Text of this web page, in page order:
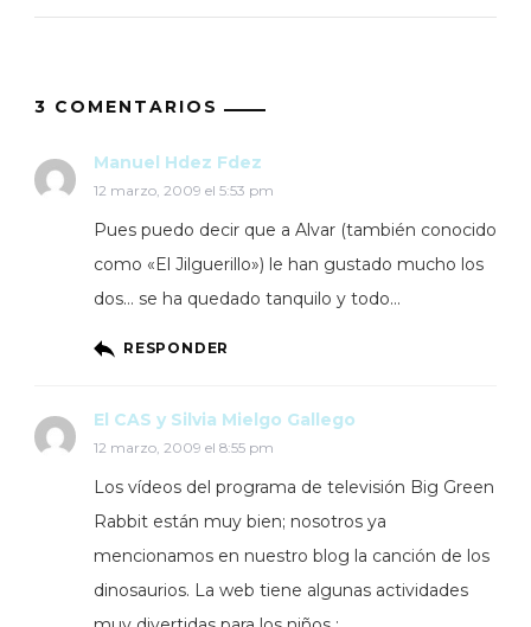
3 COMENTARIOS
Manuel Hdez Fdez
12 marzo, 2009 el 5:53 pm
Pues puedo decir que a Alvar (también conocido
como «El Jilguerillo») le han gustado mucho los
dos… se ha quedado tanquilo y todo…
RESPONDER
El CAS y Silvia Mielgo Gallego
12 marzo, 2009 el 8:55 pm
Los vídeos del programa de televisión Big Green
Rabbit están muy bien; nosotros ya
mencionamos en nuestro blog la canción de los
dinosaurios. La web tiene algunas actividades